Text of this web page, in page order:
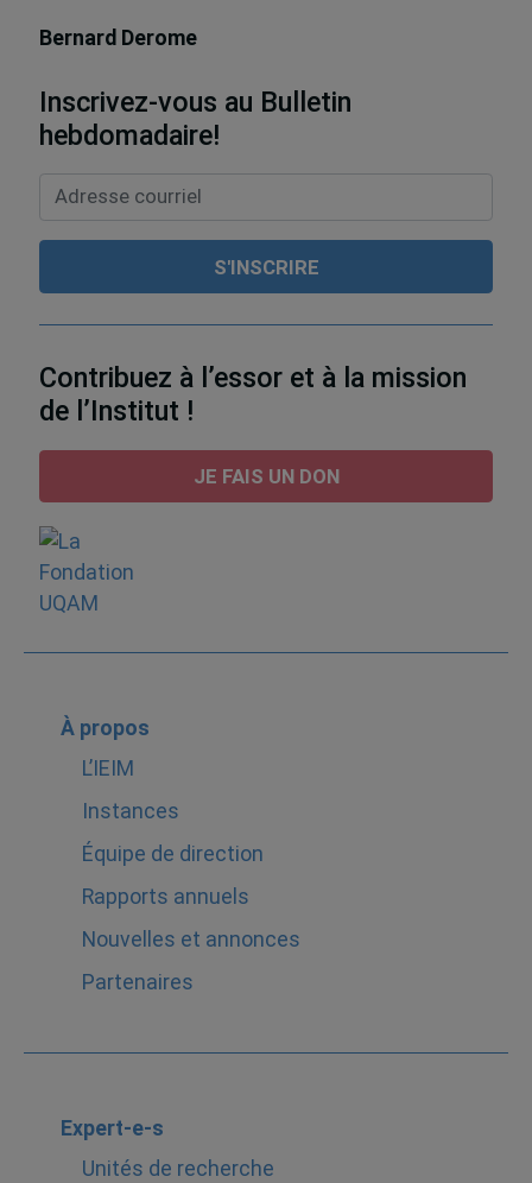
Bernard Derome
Inscrivez-vous au Bulletin
hebdomadaire!
Contribuez à l’essor et à la mission
de l’Institut !
JE FAIS UN DON
À propos
L’IEIM
Instances
Équipe de direction
Rapports annuels
Nouvelles et annonces
Partenaires
Expert-e-s
Unités de recherche